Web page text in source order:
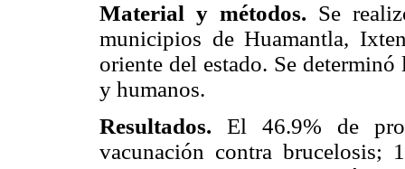
Material y métodos. Se
municipios de Huamantla,
oriente del estado. Se
y humanos.
Resultados. El 46.9% de
vacunación contra brucelosis;